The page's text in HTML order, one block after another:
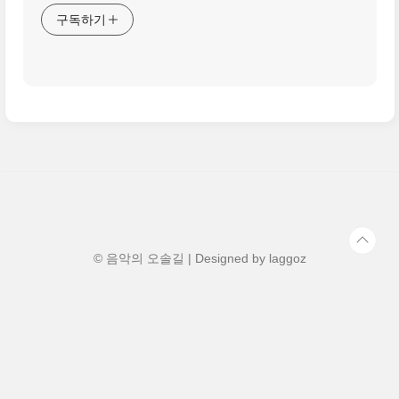
구독하기
© 음악의 오솔길 | Designed by laggoz